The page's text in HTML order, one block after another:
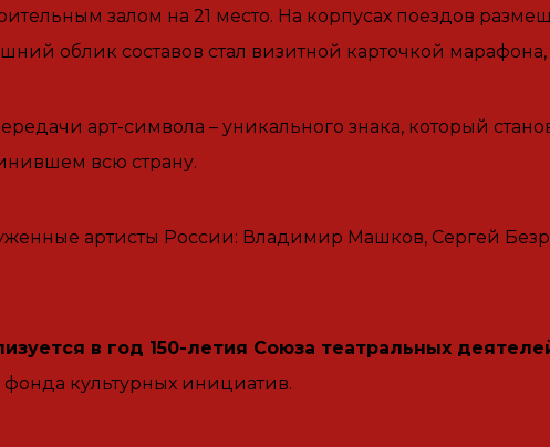
залом на 21 место. На корпусах поездов
облик составов стал визитной карточкой
арт-символа – уникального знака, который
всю страну.
артисты России: Владимир Машков, Сергей
в год 150-летия Союза театральных
культурных инициатив.